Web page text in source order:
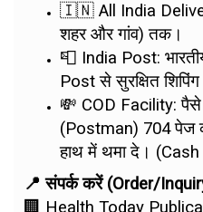
🇮🇳 All India
शहर और गांव) तक।
📮 India Post:
Post से सुरक्षित
💸 COD Facility:
(Postman) 704 पेज
हाथ में थमा दे।
📍 संपर्क करें (Order/
🏢 Health Today